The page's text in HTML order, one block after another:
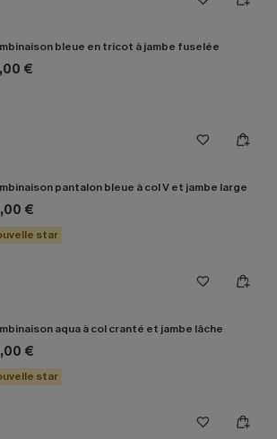
bleue en tricot à jambe fuselée
€
pantalon bleue à col V et jambe large
€
star
aqua à col cranté et jambe lâche
€
star